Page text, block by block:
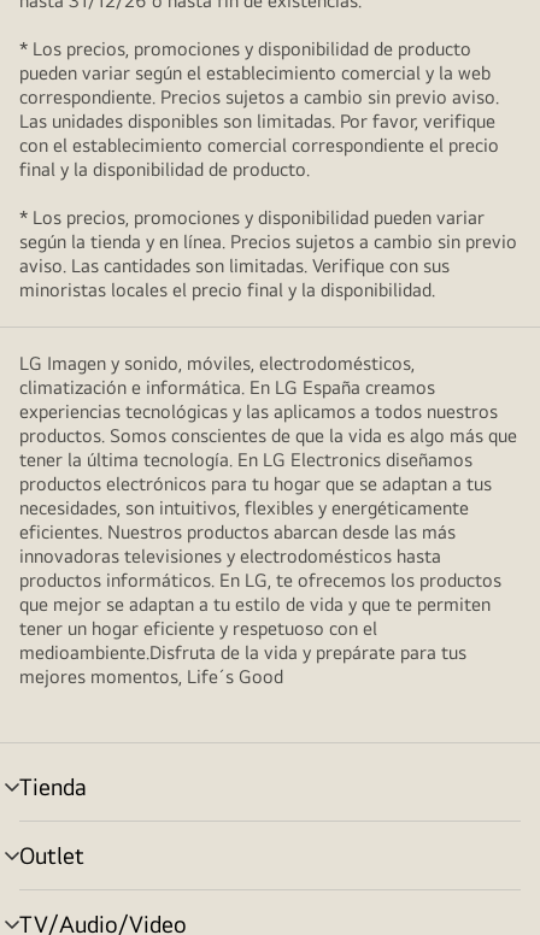
* Los precios, promociones y disponibilidad de producto
pueden variar según el establecimiento comercial y la web
correspondiente. Precios sujetos a cambio sin previo aviso.
Las unidades disponibles son limitadas. Por favor, verifique
con el establecimiento comercial correspondiente el precio
final y la disponibilidad de producto.
* Los precios, promociones y disponibilidad pueden variar
según la tienda y en línea. Precios sujetos a cambio sin previo
aviso. Las cantidades son limitadas. Verifique con sus
minoristas locales el precio final y la disponibilidad.
LG Imagen y sonido, móviles, electrodomésticos,
climatización e informática. En LG España creamos
experiencias tecnológicas y las aplicamos a todos nuestros
productos. Somos conscientes de que la vida es algo más que
tener la última tecnología. En LG Electronics diseñamos
productos electrónicos para tu hogar que se adaptan a tus
necesidades, son intuitivos, flexibles y energéticamente
eficientes. Nuestros productos abarcan desde las más
innovadoras televisiones y electrodomésticos hasta
productos informáticos. En LG, te ofrecemos los productos
que mejor se adaptan a tu estilo de vida y que te permiten
tener un hogar eficiente y respetuoso con el
medioambiente.Disfruta de la vida y prepárate para tus
mejores momentos, Life´s Good
Tienda
Alternar
menú
Outlet
Alternar
menú
TV/Audio/Video